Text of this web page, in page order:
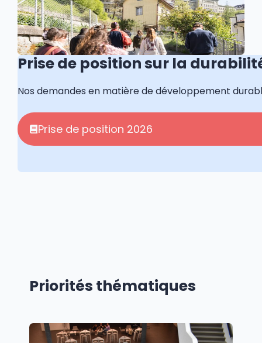
Prise de position sur la
Nos demandes en matière de développement
Prise de position 2026
Priorités thématiques